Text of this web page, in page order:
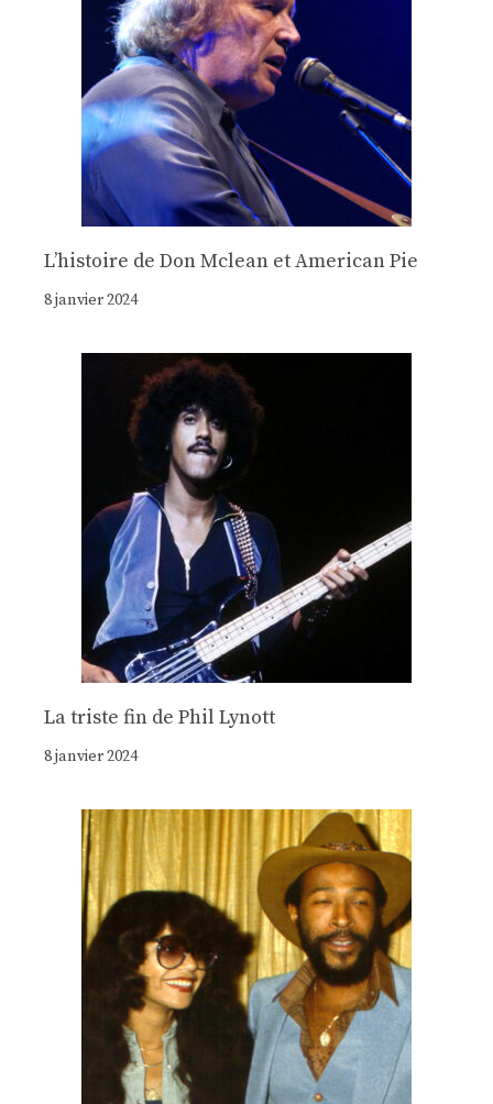
Lʼhistoire de Don Mclean et American Pie
8 janvier 2024
La triste fin de Phil Lynott
8 janvier 2024